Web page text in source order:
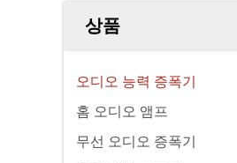
상품
오디오 능력 증폭기
홈 오디오 앰프
무선 오디오 증폭기